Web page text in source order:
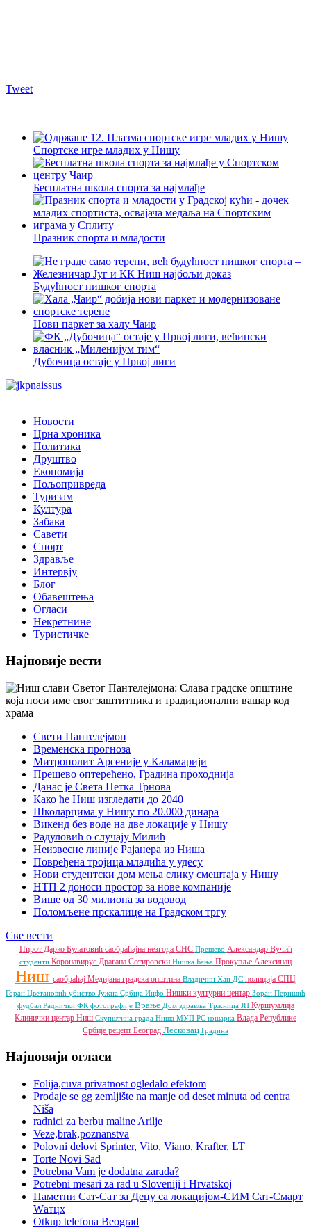
Tweet
Спортске игре младих у Нишу
Бесплатна школа спорта за најмлађе
Празник спорта и младости
Будућност нишког спорта
Нови паркет за халу Чаир
Дубочица остаје у Првој лиги
Новости
Црна хроника
Политика
Друштво
Економија
Пољопривреда
Туризам
Култура
Забава
Савети
Спорт
Здравље
Интервју
Блог
Обавештења
Огласи
Некретнине
Туристичке
Најновије вести
Свети Пантелејмон
Временска прогноза
Митрополит Арсеније у Каламарији
Прешево оптерећено, Градина проходнија
Данас је Света Петка Трнова
Како ће Ниш изгледати до 2040
Школарцима у Нишу по 20.000 динара
Викенд без воде на две локације у Нишу
Радуловић о случају Милић
Неизвесне линије Рајанера из Ниша
Повређена тројица младића у удесу
Нови студентски дом мења слику смештаја у Нишу
НТП 2 доноси простор за нове компаније
Више од 30 милиона за водовод
Поломљене прскалице на Градском тргу
Све вести
Пирот Дарко Булатовић саобраћајна незгода СНС Прешево Александар Вучић
студенти Коронавирус Драгана Сотировски Нишка Бања Прокупље Алексинац
Ниш саобраћај Медијана градска општина Владичин Хан ДС полиција СПЦ
Горан Цветановић убиство Јужна Србија Инфо Нишки културни центар Зоран Перишић
фудбал Раднички ФК фотографије Врање Дом здравља Тржница ЈП Куршумлија
Клинички центар Ниш Скупштина града Ниша МУП РС кошарка Влада Републике
Србије рецепт Београд Лесковац Градина
Најновији огласи
Folija,cuva privatnost ogledalo efektom
Prodaje se gg zemljište na manje od deset minuta od centra
Niša
radnici za berbu maline Arilje
Veze,brak,poznanstva
Polovni delovi Sprinter, Vito, Viano, Krafter, LT
Torte Novi Sad
Potrebna Vam je dodatna zarada?
Potrebni mesari za rad u Sloveniji i Hrvatskoj
Паметни Сат-Сат за Децу са локацијом-СИМ Сат-Смарт
Wатцх
Otkup telefona Beograd